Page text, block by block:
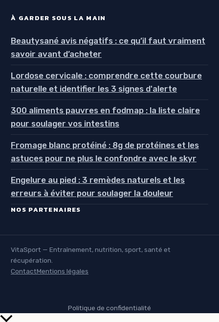
À GARDER SOUS LA MAIN
Beautysané avis négatifs : ce qu’il faut vraiment
savoir avant d’acheter
Lordose cervicale : comprendre cette courbure
naturelle et identifier les 3 signes d'alerte
300 aliments pauvres en fodmap : la liste claire
pour soulager vos intestins
Fromage blanc protéiné : 8g de protéines et les
astuces pour ne plus le confondre avec le skyr
Engelure au pied : 3 remèdes naturels et les
erreurs à éviter pour soulager la douleur
NOS PARTENAIRES
VitaSport — Entraînement, nutrition, sport, santé et
récupération.
ContactMentions légales
Politique de confidentialité